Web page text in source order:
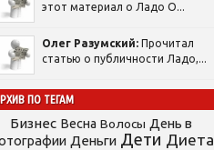
этот материал о Ладо О...
Олег Разумский: Прочитал
статью о публичности Ладо,...
ПО ТЕГАМ
Бизнес Весна Волосы День в
Деньги Дети Диета